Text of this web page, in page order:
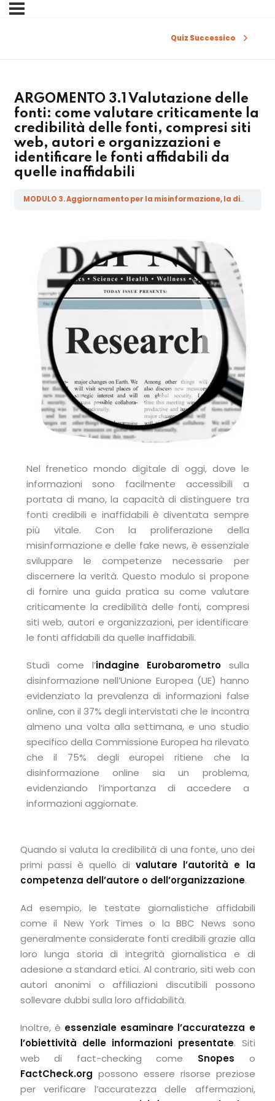
Quiz Successico
ARGOMENTO 3.1 Valutazione delle
fonti: come valutare criticamente la
credibilità delle fonti, compresi siti
web, autori e organizzazioni e
identificare le fonti affidabili da
quelle inaffidabili
MODULO 3. Aggiornamento per la misinformazione, la disinformazione, la malainformazione e le fake news
Nel frenetico mondo digitale di oggi, dove le
informazioni sono facilmente accessibili a
portata di mano, la capacità di distinguere tra
fonti credibili e inaffidabili è diventata sempre
più vitale. Con la proliferazione della
misinformazione e delle fake news, è essenziale
sviluppare le competenze necessarie per
discernere la verità. Questo modulo si propone
di fornire una guida pratica su come valutare
criticamente la credibilità delle fonti, compresi
siti web, autori e organizzazioni, per identificare
le fonti affidabili da quelle inaffidabili.
Studi come l’indagine Eurobarometro sulla
disinformazione nell’Unione Europea (UE) hanno
evidenziato la prevalenza di informazioni false
online, con il 37% degli intervistati che le incontra
almeno una volta alla settimana, e uno studio
specifico della Commissione Europea ha rilevato
che il 75% degli europei ritiene che la
disinformazione online sia un problema,
evidenziando l’importanza di accedere a
informazioni aggiornate.
Quando si valuta la credibilità di una fonte, uno dei
primi passi è quello divalutare l’autorità e la
competenza dell’autore o dell’organizzazione.
Ad esempio, le testate giornalistiche affidabili
come il New York Times o la BBC News sono
generalmente considerate fonti credibili grazie alla
loro lunga storia di integrità giornalistica e di
adesione a standard etici. Al contrario, siti web con
autori anonimi o affiliazioni discutibili possono
sollevare dubbi sulla loro affidabilità.
Inoltre, è essenziale esaminare l’accuratezza e
l’obiettività delle informazioni presentate. Siti
web di fact-checking come Snopes o
FactCheck.org possono essere risorse preziose
per verificare l’accuratezza delle affermazioni,